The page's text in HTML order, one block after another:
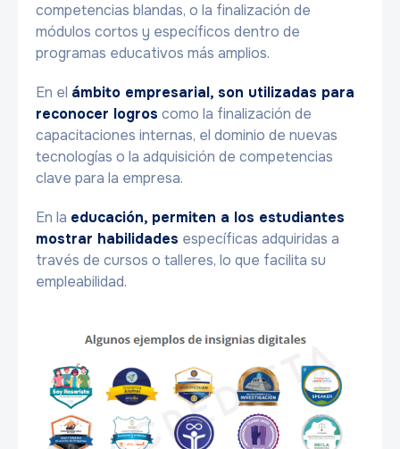
competencias blandas, o la finalización de
módulos cortos y específicos dentro de
programas educativos más amplios.
En el ámbito empresarial, son utilizadas para
reconocer logros como la finalización de
capacitaciones internas, el dominio de nuevas
tecnologías o la adquisición de competencias
clave para la empresa.
En la educación, permiten a los estudiantes
mostrar habilidades específicas adquiridas a
través de cursos o talleres, lo que facilita su
empleabilidad.